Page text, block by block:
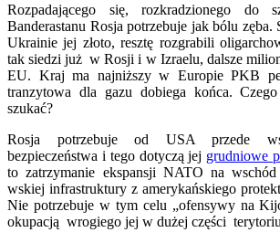
Rozpadającego się, rozkradzionego do
Banderastanu Rosja potrzebuje jak bólu zęba.
Ukrainie jej złoto, resztę rozgrabili
tak siedzi już w Rosji i w Izraelu, dalsze
EU. Kraj ma najniższy w Europie PKB
tranzytowa dla gazu dobiega końca.
szukać?
Rosja potrzebuje od USA przede
bezpieczeństwa i tego dotyczą jej grudniowe
to zatrzymanie ekspansji NATO na
wskiej infrastruktury z amerykańskiego
Nie potrzebuje w tym celu „ofensywy na
okupacją wrogiego jej w dużej części